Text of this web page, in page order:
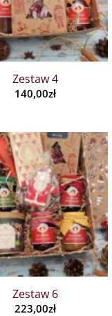
Zestaw 4
140,00zł
Zestaw 6
223,00zł